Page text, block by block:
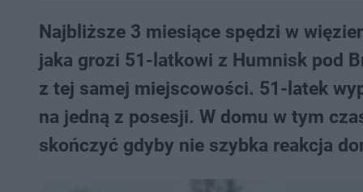
Najbliższe 3 miesiące spędzi w
jaka grozi 51-latkowi z Humnisk pod
z tej samej miejscowości. 51-latek
na jedną z posesji. W domu w tym
skończyć gdyby nie szybka reakcja